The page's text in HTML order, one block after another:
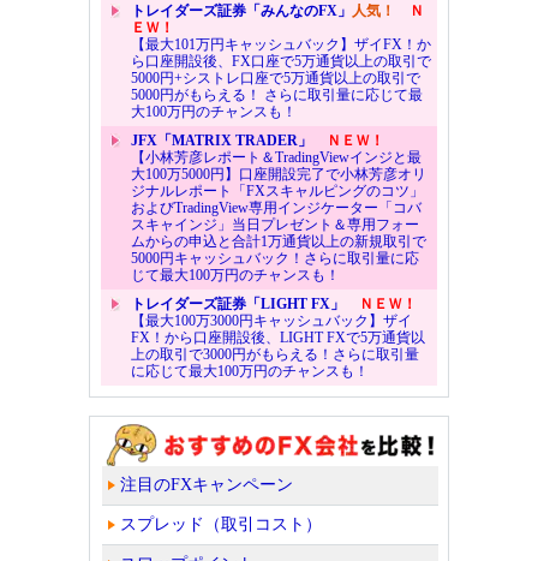
トレイダーズ証券「みんなのFX」 人気！
Ｎ
ＥＷ！
【最大101万円キャッシュバック】ザイFX！か
ら口座開設後、FX口座で5万通貨以上の取引で
5000円+シストレ口座で5万通貨以上の取引で
5000円がもらえる！ さらに取引量に応じて最
大100万円のチャンスも！
JFX「MATRIX TRADER」
ＮＥＷ！
【小林芳彦レポート＆TradingViewインジと最
大100万5000円】口座開設完了で小林芳彦オリ
ジナルレポート「FXスキャルピングのコツ」
およびTradingView専用インジケーター「コバ
スキャインジ」当日プレゼント＆専用フォー
ムからの申込と合計1万通貨以上の新規取引で
5000円キャッシュバック！さらに取引量に応
じて最大100万円のチャンスも！
トレイダーズ証券「LIGHT FX」
ＮＥＷ！
【最大100万3000円キャッシュバック】ザイ
FX！から口座開設後、LIGHT FXで5万通貨以
上の取引で3000円がもらえる！さらに取引量
に応じて最大100万円のチャンスも！
注目のFXキャンペーン
スプレッド（取引コスト）